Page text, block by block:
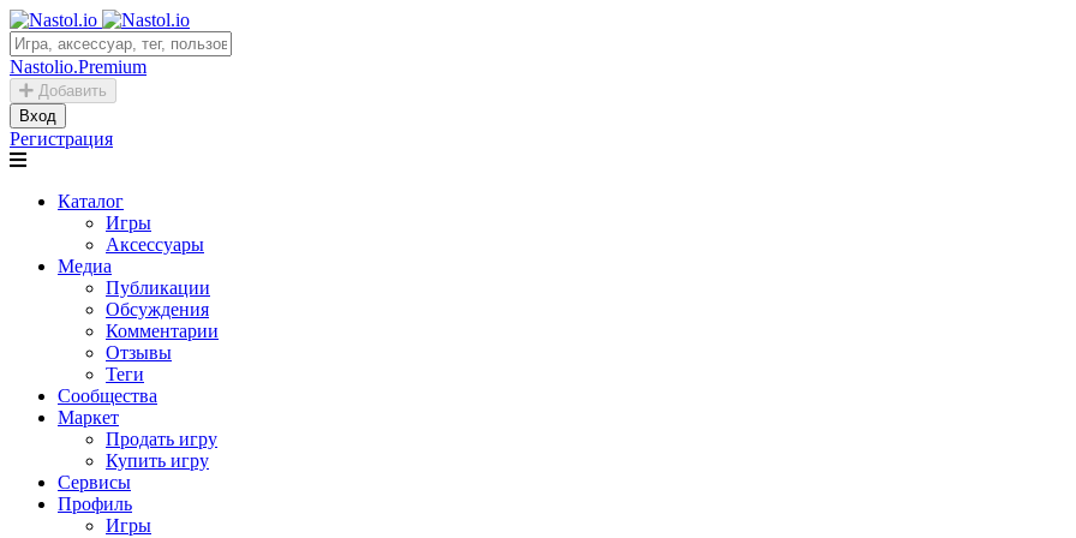
Nastolio.Premium
Добавить
Вход
Регистрация
Каталог
Игры
Аксессуары
Медиа
Публикации
Обсуждения
Комментарии
Отзывы
Теги
Сообщества
Маркет
Продать игру
Купить игру
Сервисы
Профиль
Игры